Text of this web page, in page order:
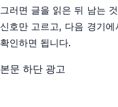
그러면 글을 읽은 뒤 남는
신호만 고르고, 다음 경기
확인하면 됩니다.
본문 하단 광고